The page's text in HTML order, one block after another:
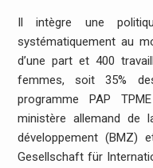
Il intègre une
systématiquement au
d’une part et 400
femmes, soit 35%
programme PAP
ministère allemand de
développement
Gesellschaft für